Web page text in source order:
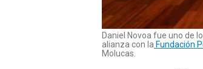
Daniel Novoa fue uno de
alianza con la Fundación
Molucas.